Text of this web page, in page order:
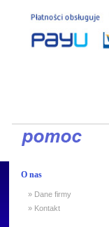
O nas
» Dane firmy
» Kontakt